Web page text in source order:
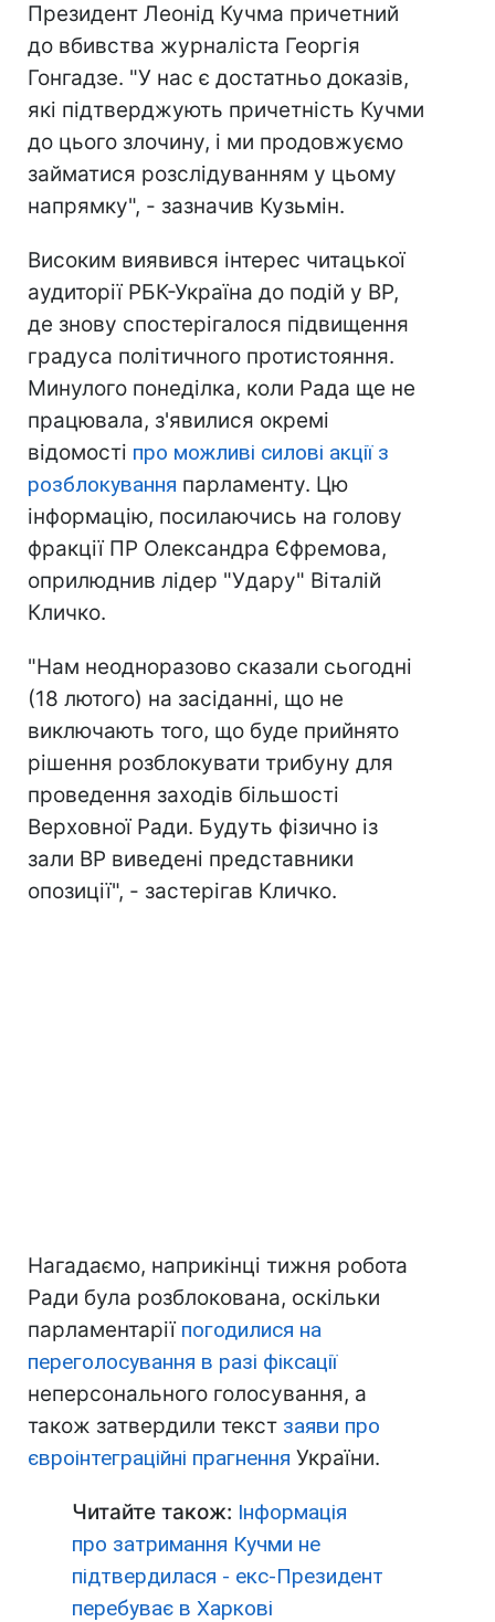
Президент Леонід Кучма причетний
до вбивства журналіста Георгія
Гонгадзе. "У нас є достатньо доказів,
які підтверджують причетність Кучми
до цього злочину, і ми продовжуємо
займатися розслідуванням у цьому
напрямку", - зазначив Кузьмін.
Високим виявився інтерес читацької
аудиторії РБК-Україна до подій у ВР,
де знову спостерігалося підвищення
градуса політичного протистояння.
Минулого понеділка, коли Рада ще не
працювала, з'явилися окремі
відомості про можливі силові акції з
розблокування парламенту. Цю
інформацію, посилаючись на голову
фракції ПР Олександра Єфремова,
оприлюднив лідер "Удару" Віталій
Кличко.
"Нам неодноразово сказали сьогодні
(18 лютого) на засіданні, що не
виключають того, що буде прийнято
рішення розблокувати трибуну для
проведення заходів більшості
Верховної Ради. Будуть фізично із
зали ВР виведені представники
опозиції", - застерігав Кличко.
Нагадаємо, наприкінці тижня робота
Ради була розблокована, оскільки
парламентарії погодилися на
переголосування в разі фіксації
неперсонального голосування, а
також затвердили текст заяви про
євроінтеграційні прагнення України.
Читайте також: Інформація
про затримання Кучми не
підтвердилася - екс-Президент
перебуває в Харкові